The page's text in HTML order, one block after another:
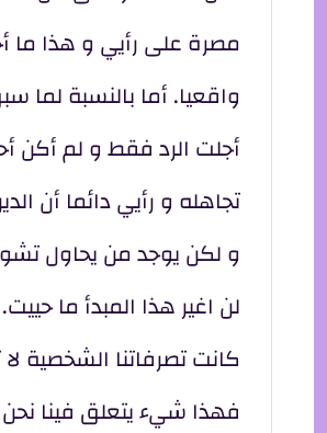
مصرة على رأيي و هذا ما
واقعيا. أما بالنسبة لما
أجلت الرد فقط و لم أكن
تجاهله و رأيي دائما أن
و لكن يوجد من يحاول
لن اغير هذا المبدأ ما
كانت تصرفاتنا الشخصية
فهذا شيء يتعلق فينا نحن